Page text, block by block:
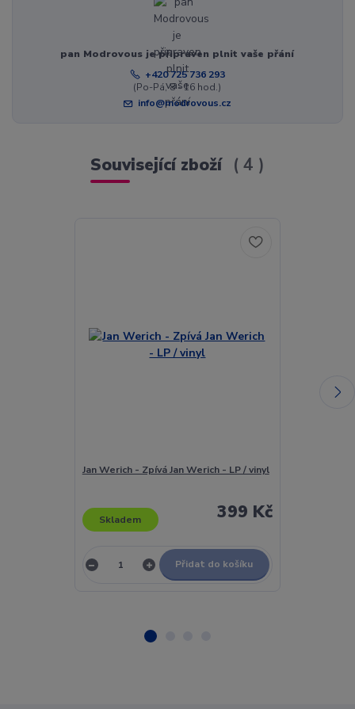
pan Modrovous je připraven plnit vaše přání
+420 725 736 293
(Po-Pá, 8 - 16 hod.)
info@modrovous.cz
Související zboží 4
Jan Werich - Zpívá Jan Werich - LP / vinyl
399 Kč
Skladem
Přidat do košíku